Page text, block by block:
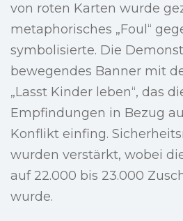
von roten Karten wurde
metaphorisches „Foul“
symbolisierte. Die
bewegendes Banner mit
„Lasst Kinder leben“, das
Empfindungen in Bezug
Konflikt einfing.
wurden verstärkt, wobei
auf 22.000 bis 23.000
wurde.